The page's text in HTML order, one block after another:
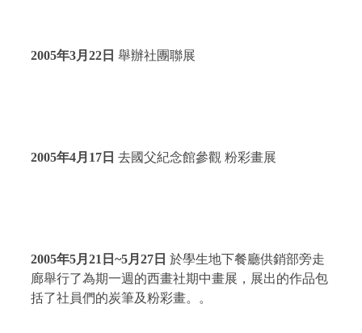
2005年3月 22 日 舉辦社團聯展
2005年4月 17 日 去國父紀念館參觀 粉彩畫展
2005年5月 21 日 ~5月27 日 於學生地下餐廳供銷部旁走
廊舉行了為期一週的西畫社期中畫展，展出的作品包
括了社員們的炭筆及粉彩畫。。